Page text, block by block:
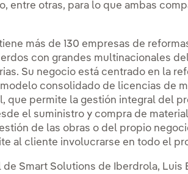
entre otras, para lo que ambas
más de 130 empresas de
con grandes multinacionales
Su negocio está centrado en la
consolidado de licencias de
que permite la gestión integral del
el suministro y compra de
de las obras o del propio
al cliente involucrarse en todo el
de Smart Solutions de Iberdrola,